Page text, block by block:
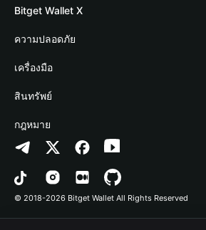
Blog
Academy
ข่าวสารด้านคริปโต
ศูนย์ช่วยเหลือ
ติดต่อเรา
ทรัพยากรข้อมูลของแบรนด์
อาชีพ
Crypto Card
Stablecoin Earn
Payfi Crypto
Crypto Swap API
Altcoin Season Index
Prediction Markets
DApp
Bitget Wallet X
นักพัฒนา
เชื่อมต่อ Wallet
Bitget Wallet Pay
ลิสต์โปรเจกต์
ความปลอดภัย
Protection Fund
เทคโนโลยีความปลอดภัย
เครื่องมือ
ซื้อคริปโต
การตรวจจับการอนุญาต
การตรวจจับสัญญา
การโอนเป็นชุด
สินทรัพย์
Arbitrum
Avalanche
Bitcoin
กฎหมาย
นโยบายความเป็นส่วนตัว
ข้อตกลงในการใช้บริการ
© 2018-2026 Bitget Wallet All Rights Reserved